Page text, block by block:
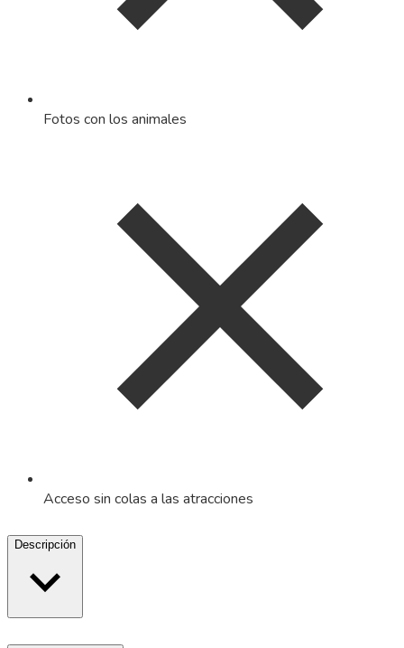
Fotos con los animales
Acceso sin colas a las atracciones
Descripción